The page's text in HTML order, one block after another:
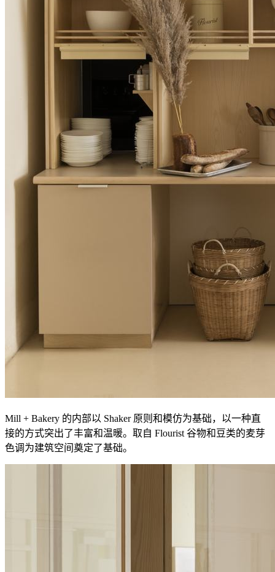
Mill + Bakery 的内部以 Shaker 原则和模仿为基础，以一种直
接的方式突出了丰富和温暖。取自 Flourist 谷物和豆类的麦芽
色调为建筑空间奠定了基础。